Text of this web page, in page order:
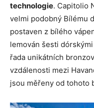
technologie. Capitolio
velmi podobný Bílému
postaven z bílého
lemován šesti
řada unikátních
vzdálenosti mezi
jsou měřeny od tohoto